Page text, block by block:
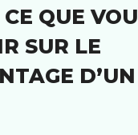
QUE
SUR LE